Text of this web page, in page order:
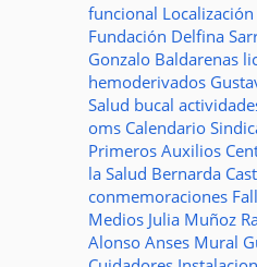
funcional Localización
Fundación Delfina
Gonzalo Baldarenas
hemoderivados
Salud bucal
oms Calendario
Primeros Auxilios
la Salud Bernarda
conmemoraciones
Medios Julia Muñoz
Alonso Anses Mural